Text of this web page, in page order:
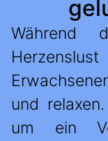
Während
und
um ein